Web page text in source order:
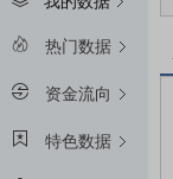
热门数据
资金流向
特色数据